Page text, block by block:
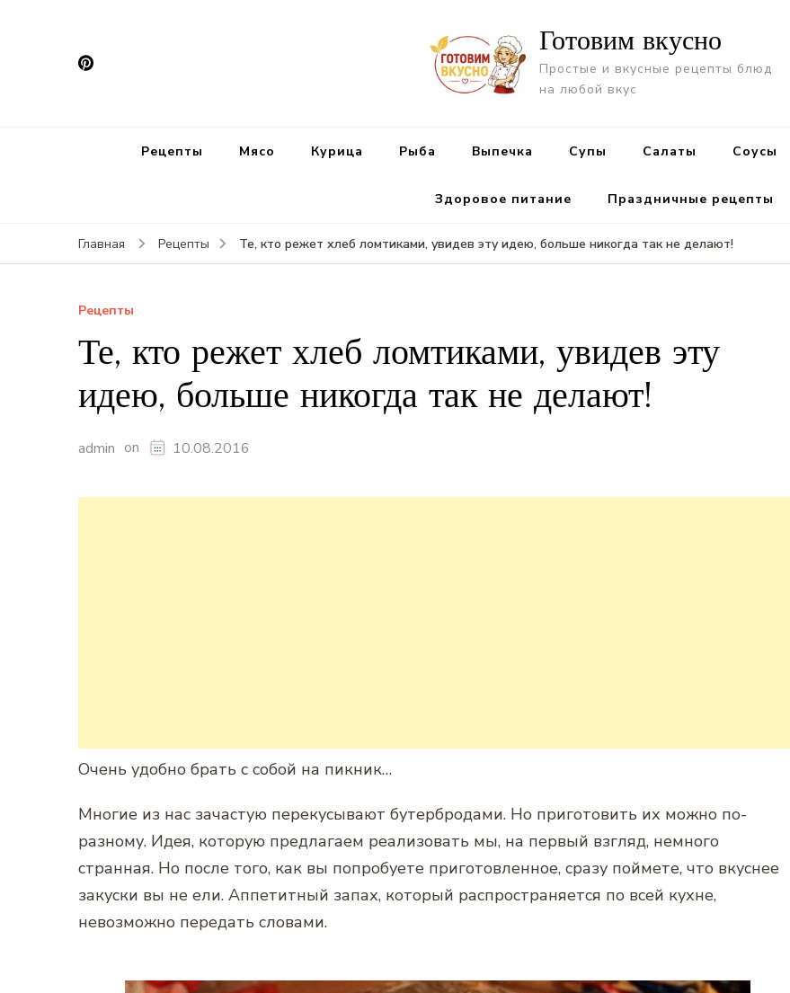
Готовим вкусно
Простые и вкусные рецепты блюд
на любой вкус
Рецепты Мясо Курица Рыба Выпечка Супы Салаты Cоусы
Здоровое питание Праздничные рецепты
Главная Рецепты Те, кто режет хлеб ломтиками, увидев эту идею, больше никогда так не делают!
Рецепты
Те, кто режет хлеб ломтиками, увидев эту
идею, больше никогда так не делают!
admin on 10.08.2016
Очень удобно брать с собой на пикник…
Многие из нас зачастую перекусывают бутербродами. Но приготовить их можно по-
разному. Идея, которую предлагаем реализовать мы, на первый взгляд, немного
странная. Но после того, как вы попробуете приготовленное, сразу поймете, что вкуснее
закуски вы не ели. Аппетитный запах, который распространяется по всей кухне,
невозможно передать словами.